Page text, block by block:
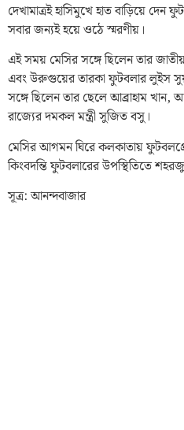
দেখামাত্রই হাসিমুখে হাত বাড়িয়ে দেন
সবার জন্যই হয়ে ওঠে স্মরণীয়।
এই সময় মেসির সঙ্গে ছিলেন তার
এবং উরুগুয়ের তারকা ফুটবলার লুইস
সঙ্গে ছিলেন তার ছেলে আব্রাহাম
রাজ্যের দমকল মন্ত্রী সুজিত বসু।
মেসির আগমন ঘিরে কলকাতায়
কিংবদন্তি ফুটবলারের উপস্থিতিতে
সূত্র: আনন্দবাজার